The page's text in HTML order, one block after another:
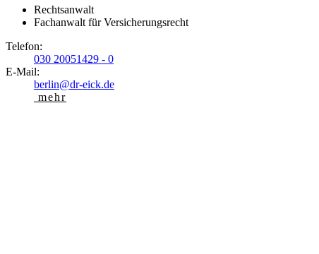
Rechtsanwalt
Fachanwalt für Versicherungsrecht
Telefon:
030 20051429 - 0
E-Mail:
berlin@dr-eick.de
mehr